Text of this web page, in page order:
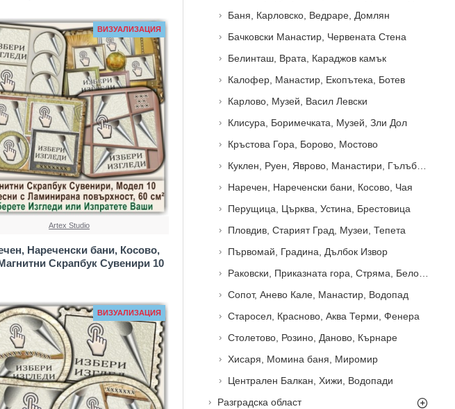
ВИЗУАЛИЗАЦИЯ
Artex Studio
Нареченски бани, Косово,
Скрапбук Сувенири 10
ВИЗУАЛИЗАЦИЯ
Баня, Карловско, Ведраре, Домлян
Бачковски Манастир, Червената Стена
Белинташ, Врата, Караджов камък
Калофер, Манастир, Екопътека, Ботев
Карлово, Музей, Васил Левски
Клисура, Боримечката, Музей, Зли Дол
Кръстова Гора, Борово, Мостово
Наречен, Нареченски бани, Косово, Чая
Перущица, Църква, Устина, Брестовица
Пловдив, Старият Град, Музеи, Тепета
Първомай, Градина, Дълбок Извор
Сопот, Анево Кале, Манастир, Водопад
Старосел, Красново, Аква Терми, Фенера
Столетово, Розино, Даново, Кърнаре
Хисаря, Момина баня, Миромир
Централен Балкан, Хижи, Водопади
Разградска област